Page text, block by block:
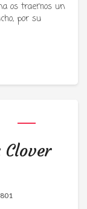
os traemos un
por su
Clover